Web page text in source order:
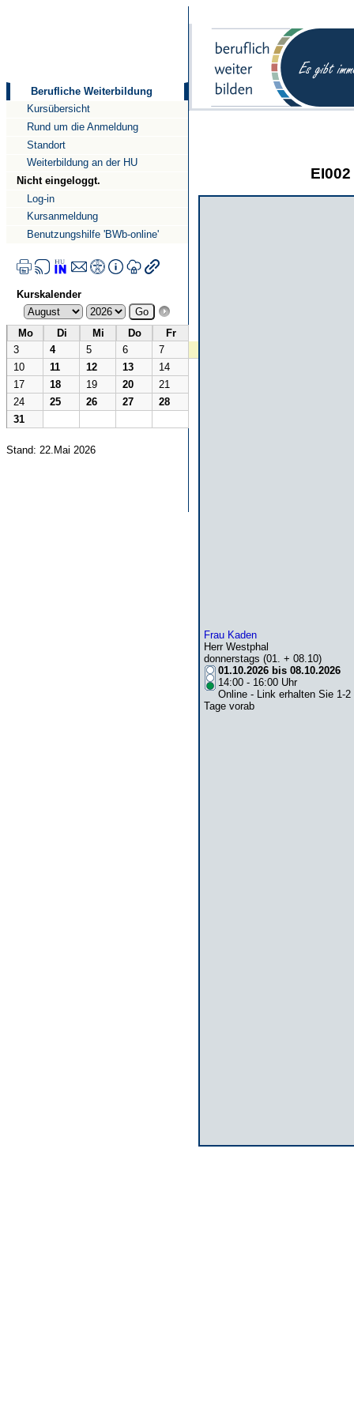
Berufliche Weiterbildung
Kursübersicht
Rund um die Anmeldung
Standort
Weiterbildung an der HU
Nicht eingeloggt.
Log-in
Kursanmeldung
Benutzungshilfe 'BWb-online'
Kurskalender
Mo Di Mi Do
Fr
3
4 5 6
7
10
11 12 13
14
17
18 19 20
21
24
25 26 27
28
31
Stand: 22.Mai 2026
Frau Kaden
Herr Westphal
donnerstags (01. + 08.10)
01.10.2026 bis 08.10.2026
14:00 - 16:00 Uhr
Online - Link erhalten Sie 1-2
Tage vorab